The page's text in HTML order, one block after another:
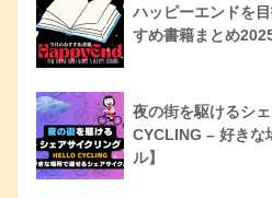
ハッピーエンドを
すめ書籍まとめ2025
夜の街を駆けるシ
CYCLING – 好きな
ル】